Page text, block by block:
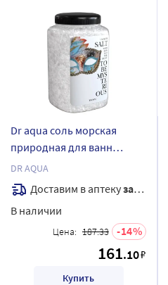
Dr aqua соль морская
природная для ванн
райское наслаждение 700
гр
DR AQUA
Доставим в аптекузавтра
В наличии
Цена: 187.33 14
161.10₽
Купить